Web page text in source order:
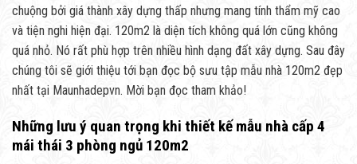
chuộng bởi giá thành xây dựng thấp nhưng mang tính thẩm mỹ cao
và tiện nghi hiện đại. 120m2 là diện tích không quá lớn cũng không
quá nhỏ. Nó rất phù hợp trên nhiều hình dạng đất xây dựng. Sau đây
chúng tôi sẽ giới thiệu tới bạn đọc bộ sưu tập mẫu nhà 120m2 đẹp
nhất tại Maunhadepvn. Mời bạn đọc tham khảo!
Những lưu ý quan trọng khi thiết kế mẫu nhà cấp 4
mái thái 3 phòng ngủ 120m2